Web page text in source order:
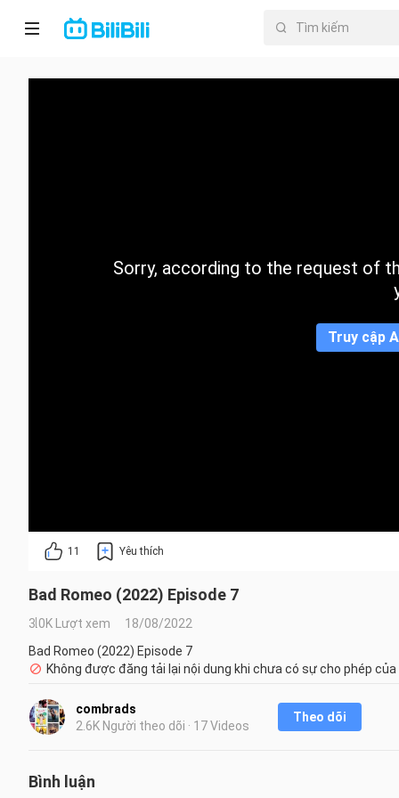
Trang chủ
Sorry, according to the request of
Truy cập
11 Yêu thích
Bad Romeo (2022) Episode 7
3.0K Lượt xem
18/08/2022
Bad Romeo (2022) Episode 7
Không được đăng tải lại nội dung khi chưa có sự cho phép
combrads
2.6K Người theo dõi · 17 Videos
Theo dõi
Bình luận